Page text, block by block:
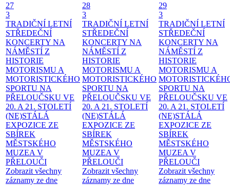
27
3
TRADIČNÍ LETNÍ
STŘEDEČNÍ
KONCERTY NA
NÁMĚSTÍ Z
HISTORIE
MOTORISMU A
MOTORISTICKÉHO
SPORTU NA
PŘELOUČSKU VE
20. A 21. STOLETÍ
(NE)STÁLÁ
EXPOZICE ZE
SBÍREK
MĚSTSKÉHO
MUZEA V
PŘELOUČI
Zobrazit všechny
záznamy ze dne
28
3
TRADIČNÍ LETNÍ
STŘEDEČNÍ
KONCERTY NA
NÁMĚSTÍ Z
HISTORIE
MOTORISMU A
MOTORISTICKÉHO
SPORTU NA
PŘELOUČSKU VE
20. A 21. STOLETÍ
(NE)STÁLÁ
EXPOZICE ZE
SBÍREK
MĚSTSKÉHO
MUZEA V
PŘELOUČI
Zobrazit všechny
záznamy ze dne
29
3
TRADIČNÍ LETNÍ
STŘEDEČNÍ
KONCERTY NA
NÁMĚSTÍ Z
HISTORIE
MOTORISMU A
SPORTU NA
PŘELOUČSKU VE
20. A 21. STOLETÍ
(NE)STÁLÁ
EXPOZICE ZE
SBÍREK
MĚSTSKÉHO
MUZEA V
PŘELOUČI
Zobrazit všechny
záznamy ze dne